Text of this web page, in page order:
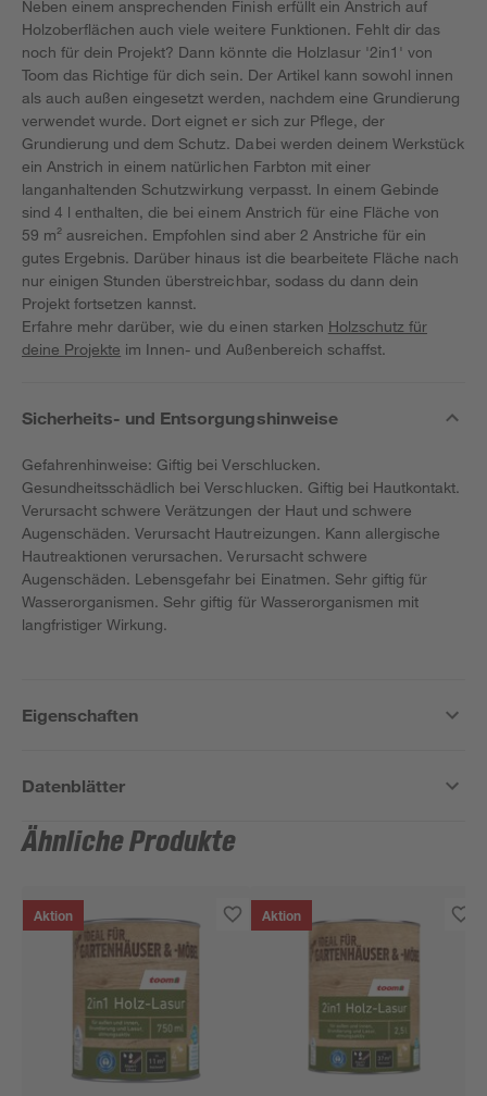
Neben einem ansprechenden Finish erfüllt ein Anstrich auf
Holzoberflächen auch viele weitere Funktionen. Fehlt dir das
noch für dein Projekt? Dann könnte die Holzlasur '2in1' von
Toom das Richtige für dich sein. Der Artikel kann sowohl innen
als auch außen eingesetzt werden, nachdem eine Grundierung
verwendet wurde. Dort eignet er sich zur Pflege, der
Grundierung und dem Schutz. Dabei werden deinem Werkstück
ein Anstrich in einem natürlichen Farbton mit einer
langanhaltenden Schutzwirkung verpasst. In einem Gebinde
sind 4 l enthalten, die bei einem Anstrich für eine Fläche von
59 m² ausreichen. Empfohlen sind aber 2 Anstriche für ein
gutes Ergebnis. Darüber hinaus ist die bearbeitete Fläche nach
nur einigen Stunden überstreichbar, sodass du dann dein
Projekt fortsetzen kannst.
Erfahre mehr darüber, wie du einen starken Holzschutz für
deine Projekte im Innen- und Außenbereich schaffst.
Sicherheits- und Entsorgungshinweise
Gefahrenhinweise: Giftig bei Verschlucken.
Gesundheitsschädlich bei Verschlucken. Giftig bei Hautkontakt.
Verursacht schwere Verätzungen der Haut und schwere
Augenschäden. Verursacht Hautreizungen. Kann allergische
Hautreaktionen verursachen. Verursacht schwere
Augenschäden. Lebensgefahr bei Einatmen. Sehr giftig für
Wasserorganismen. Sehr giftig für Wasserorganismen mit
langfristiger Wirkung.
Eigenschaften
Datenblätter
Ähnliche Produkte
Aktion Aktion